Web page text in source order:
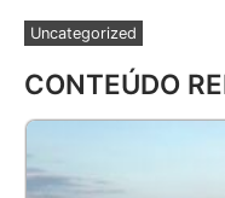
Uncategorized
CONTEÚDO